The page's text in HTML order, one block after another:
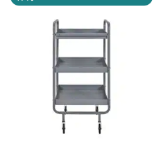
oprindelige
var:
1.199,95 kr..
aktuelle